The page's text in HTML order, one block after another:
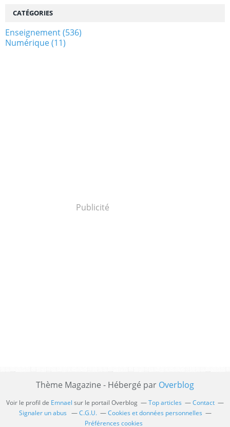
CATÉGORIES
Enseignement(536)
Numérique(11)
Publicité
Thème Magazine - Hébergé par Overblog
Voir le profil de Emnael sur le portail Overblog Top articles
Contact
Signaler un abus
C.G.U.
Cookies et données personnelles
Préférences cookies